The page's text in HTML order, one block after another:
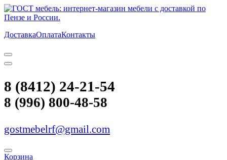
ДоставкаОплатаКонтакты
8 (8412) 24-21-54
8 (996) 800-48-58
gostmebelrf@gmail.com
Корзина